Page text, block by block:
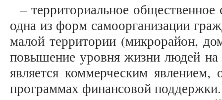
– территориальное
одна из форм самоорганизации
малой территории (микрорайон,
повышение уровня жизни людей
является коммерческим явлением,
программах финансовой